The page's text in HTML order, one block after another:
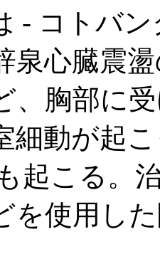
- コトバン
泉心臓震
、胸部に
細動が起
起こる。
を使用し